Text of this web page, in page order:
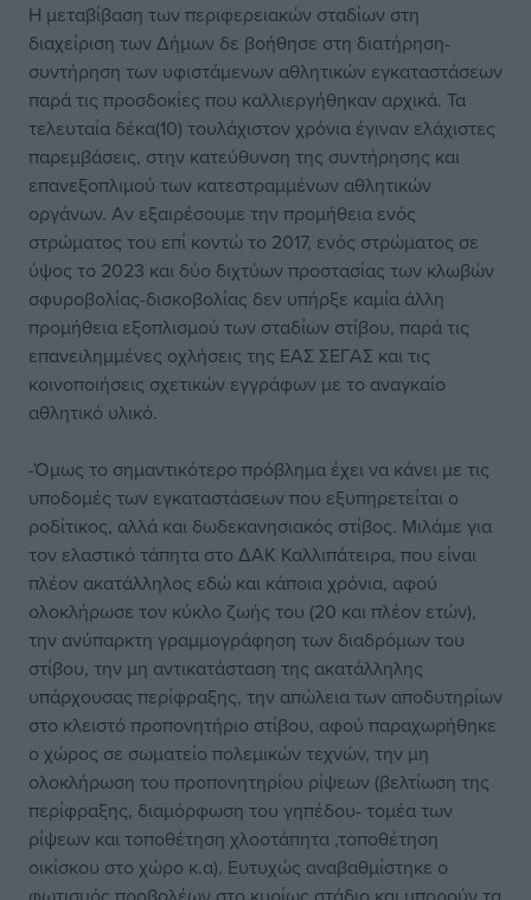
Η μεταβίβαση των περιφερειακών σταδίων στη
διαχείριση των Δήμων δε βοήθησε στη διατήρηση-
συντήρηση των υφιστάμενων αθλητικών εγκαταστάσεων
παρά τις προσδοκίες που καλλιεργήθηκαν αρχικά. Τα
τελευταία δέκα(10) τουλάχιστον χρόνια έγιναν ελάχιστες
παρεμβάσεις, στην κατεύθυνση της συντήρησης και
επανεξοπλιμού των κατεστραμμένων αθλητικών
οργάνων. Αν εξαιρέσουμε την προμήθεια ενός
στρώματος του επί κοντώ το 2017, ενός στρώματος σε
ύψος το 2023 και δύο διχτύων προστασίας των κλωβών
σφυροβολίας-δισκοβολίας δεν υπήρξε καμία άλλη
προμήθεια εξοπλισμού των σταδίων στίβου, παρά τις
επανειλημμένες οχλήσεις της ΕΑΣ ΣΕΓΑΣ και τις
κοινοποιήσεις σχετικών εγγράφων με το αναγκαίο
αθλητικό υλικό.
-Όμως το σημαντικότερο πρόβλημα έχει να κάνει με τις
υποδομές των εγκαταστάσεων που εξυπηρετείται ο
ροδίτικος, αλλά και δωδεκανησιακός στίβος. Μιλάμε για
τον ελαστικό τάπητα στο ΔΑΚ Καλλιπάτειρα, που είναι
πλέον ακατάλληλος εδώ και κάποια χρόνια, αφού
ολοκλήρωσε τον κύκλο ζωής του (20 και πλέον ετών),
την ανύπαρκτη γραμμογράφηση των διαδρόμων του
στίβου, την μη αντικατάσταση της ακατάλληλης
υπάρχουσας περίφραξης, την απώλεια των αποδυτηρίων
στο κλειστό προπονητήριο στίβου, αφού παραχωρήθηκε
ο χώρος σε σωματείο πολεμικών τεχνών, την μη
ολοκλήρωση του προπονητηρίου ρίψεων (βελτίωση της
περίφραξης, διαμόρφωση του γηπέδου- τομέα των
ρίψεων και τοποθέτηση χλοοτάπητα ,τοποθέτηση
οικίσκου στο χώρο κ.α). Ευτυχώς αναβαθμίστηκε ο